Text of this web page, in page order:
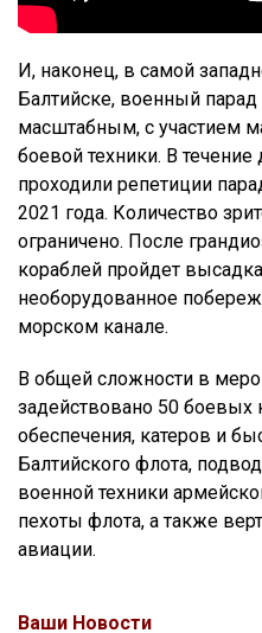
И, наконец, в самой
Балтийске, военный
масштабным, с участием
боевой техники. В
проходили репетиции
2021 года. Количество
ограничено. После
кораблей пройдет
необорудованное
морском канале.
В общей сложности в
задействовано 50 боевых
обеспечения, катеров и
Балтийского флота,
военной техники
пехоты флота, а также
авиации.
Ваши Новости